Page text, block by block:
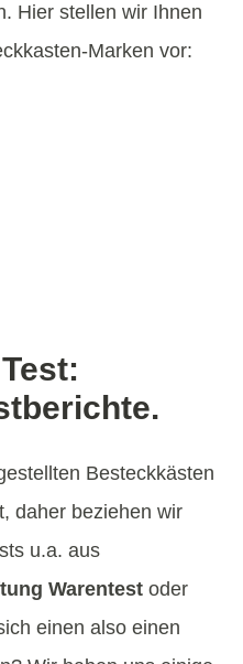
Hier stellen wir Ihnen
Marken vor:
Besteckkästen
daher beziehen wir
u.a. aus
Warentest oder
einen also einen